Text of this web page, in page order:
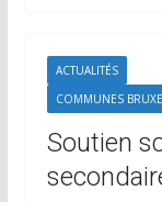
ACTUALITÉS
COMMUNES
Soutien